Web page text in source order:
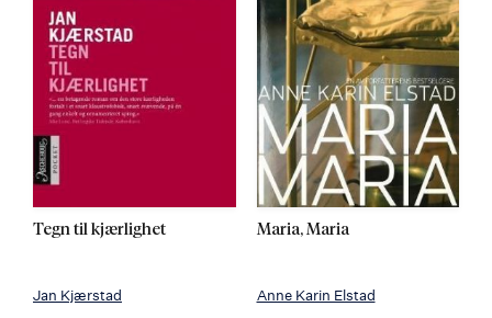
Tegn til kjærlighet
Jan Kjærstad
Maria, Maria
Anne Karin Elstad